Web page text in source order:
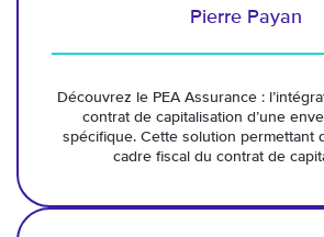
Pierre Payan
Découvrez le PEA Assurance :
contrat de capitalisation d’une
spécifique. Cette solution permettant
cadre fiscal du contrat de